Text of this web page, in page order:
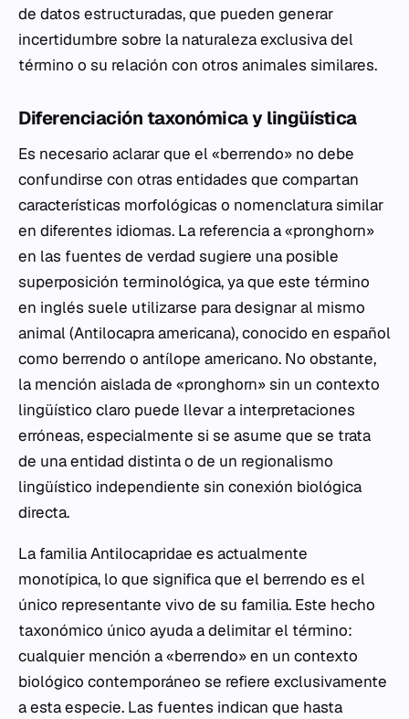
de datos estructuradas, que pueden generar
incertidumbre sobre la naturaleza exclusiva del
término o su relación con otros animales similares.
Diferenciación taxonómica y lingüística
Es necesario aclarar que el «berrendo» no debe
confundirse con otras entidades que compartan
características morfológicas o nomenclatura similar
en diferentes idiomas. La referencia a «pronghorn»
en las fuentes de verdad sugiere una posible
superposición terminológica, ya que este término
en inglés suele utilizarse para designar al mismo
animal (Antilocapra americana), conocido en español
como berrendo o antílope americano. No obstante,
la mención aislada de «pronghorn» sin un contexto
lingüístico claro puede llevar a interpretaciones
erróneas, especialmente si se asume que se trata
de una entidad distinta o de un regionalismo
lingüístico independiente sin conexión biológica
directa.
La familia Antilocapridae es actualmente
monotípica, lo que significa que el berrendo es el
único representante vivo de su familia. Este hecho
taxonómico único ayuda a delimitar el término:
cualquier mención a «berrendo» en un contexto
biológico contemporáneo se refiere exclusivamente
a esta especie. Las fuentes indican que hasta